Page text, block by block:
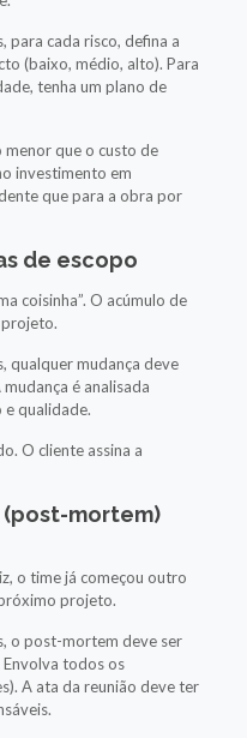
para cada risco, defina a
(baixo, médio, alto). Para
tenha um plano de
que o custo de
investimento em
que para a obra por
de escopo
coisinha”. O acúmulo de
projeto.
qualquer mudança deve
é analisada
qualidade.
O cliente assina a
(post-mortem)
o time já começou outro
projeto.
o post-mortem deve ser
Envolva todos os
A ata da reunião deve ter